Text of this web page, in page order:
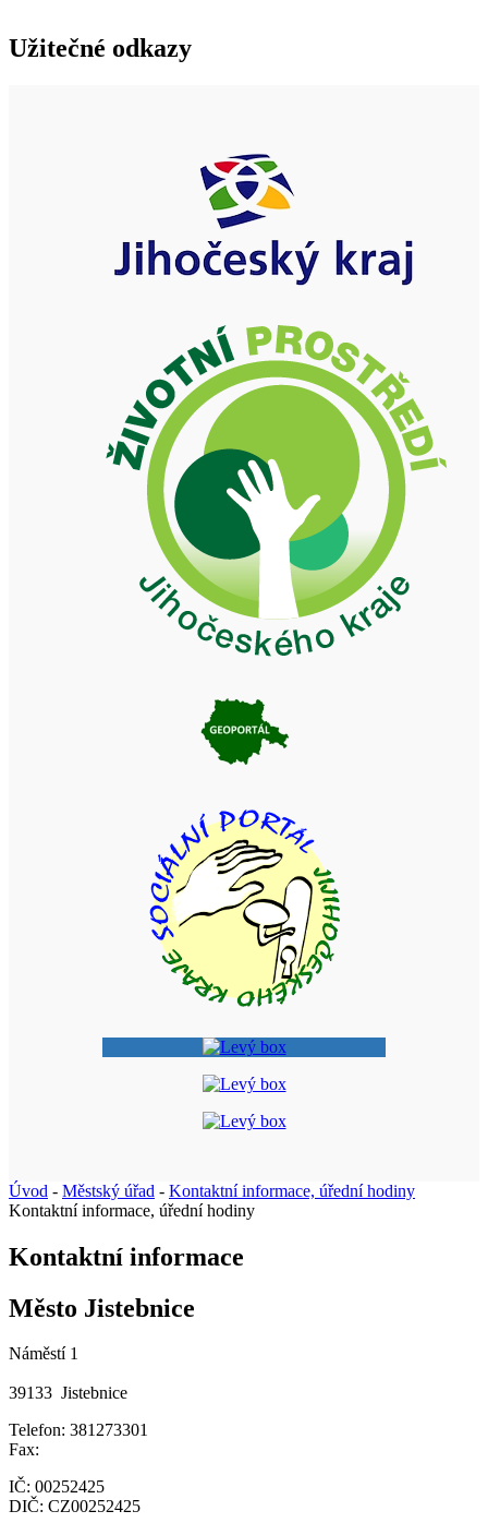
Užitečné odkazy
Úvod - Městský úřad - Kontaktní informace, úřední hodiny
Kontaktní informace, úřední hodiny
Kontaktní informace
Město Jistebnice
Náměstí 1
39133 Jistebnice
Telefon: 381273301
Fax:
IČ: 00252425
DIČ: CZ00252425